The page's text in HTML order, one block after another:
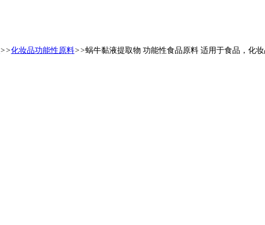
>>化妆品功能性原料>>蜗牛黏液提取物 功能性食品原料 适用于食品，化